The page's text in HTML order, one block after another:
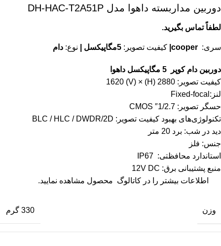
دوربین مداربسته داهوا مدل DH-HAC-T2A51P
لطفاً تماس بگیرید.
سری: کیفیت تصویر: نوع: دام
دوربین دام کوپر 5 مگاپیکسل داهوا
کیفیت تصویر: 2880 (H) × 1620 (V)
لنز:Fixed-focal
حسگر تصویر: 1/2.7″ CMOS
تکنولوژی‌های بهبود کیفیت تصویر: BLC / HLC / DWDR/2D
دید در شب: برد 20 متر
جنس: فلز
استاندارد محافظتی: IP67
منبع پشتیبانی برق: 12V DC
اطلاعات بیشتر را در کاتالوگ محصول مشاهده نمایید.
وزن 330 گرم